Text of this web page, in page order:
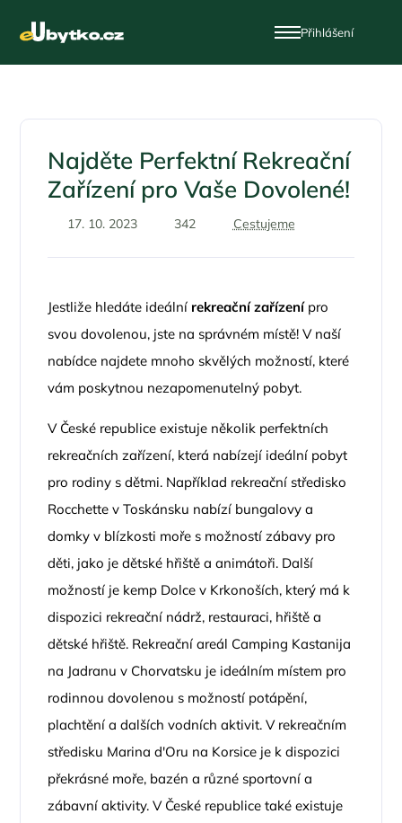
Přihlášení
Najděte Perfektní Rekreační
Zařízení pro Vaše Dovolené!
17. 10. 2023 342 Cestujeme
Jestliže hledáte ideální rekreační zařízenípro
svou dovolenou, jste na správném místě! V naší
nabídce najdete mnoho skvělých možností, které
vám poskytnou nezapomenutelný pobyt.
V České republice existuje několik perfektních
rekreačních zařízení, která nabízejí ideální pobyt
pro rodiny s dětmi. Například rekreační středisko
Rocchette v Toskánsku nabízí bungalovy a
domky v blízkosti moře s možností zábavy pro
děti, jako je dětské hřiště a animátoři. Další
možností je kemp Dolce v Krkonoších, který má k
dispozici rekreační nádrž, restauraci, hřiště a
dětské hřiště. Rekreační areál Camping Kastanija
na Jadranu v Chorvatsku je ideálním místem pro
rodinnou dovolenou s možností potápění,
plachtění a dalších vodních aktivit. V rekreačním
středisku Marina d'Oru na Korsice je k dispozici
překrásné moře, bazén a různé sportovní a
zábavní aktivity. V České republice také existuje